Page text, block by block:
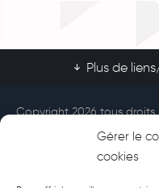
Gérer le
cookies
Plus de
Copyright 2026 tous droits